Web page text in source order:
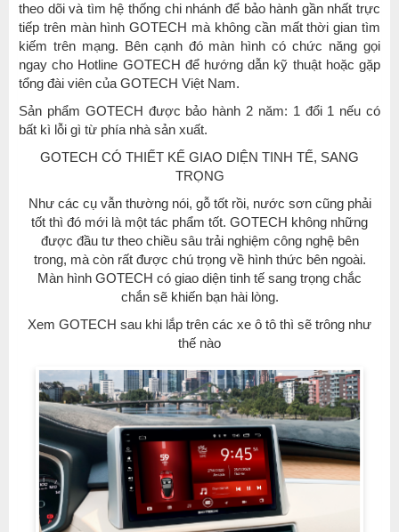
theo dõi và tìm hệ thống chi nhánh để bảo hành gần nhất trực
tiếp trên màn hình GOTECH mà không cần mất thời gian tìm
kiếm trên mạng. Bên cạnh đó màn hình có chức năng gọi
ngay cho Hotline GOTECH để hướng dẫn kỹ thuật hoặc gặp
tổng đài viên của GOTECH Việt Nam.
Sản phẩm GOTECH được bảo hành 2 năm: 1 đổi 1 nếu có
bất kì lỗi gì từ phía nhà sản xuất.
GOTECH CÓ THIẾT KẾ GIAO DIỆN TINH TẾ, SANG
TRỌNG
Như các cụ vẫn thường nói, gỗ tốt rồi, nước sơn cũng phải
tốt thì đó mới là một tác phẩm tốt. GOTECH không những
được đầu tư theo chiều sâu trải nghiệm công nghệ bên
trong, mà còn rất được chú trọng về hình thức bên ngoài.
Màn hình GOTECH có giao diện tinh tế sang trọng chắc
chắn sẽ khiến bạn hài lòng.
Xem GOTECH sau khi lắp trên các xe ô tô thì sẽ trông như
thế nào